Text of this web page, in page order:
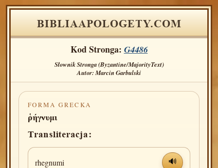
BIBLIAAPOLOGETY.COM
Kod Stronga: G4486
Słownik Stronga (Byzantine/MajorityText)
Autor: Marcin Garbulski
FORMA GRECKA
ῥήγνυμι
Transliteracja:
rhegnumi 🔊